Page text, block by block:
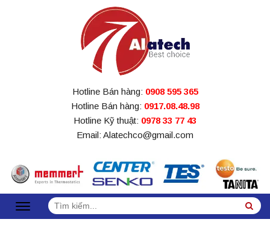
Hotline Bán hàng: 0908 595 365
Hotline Bán hàng: 0917.08.48.98
Hotline Kỹ thuật: 0978 33 77 43
Email: Alatechco@gmail.com
Tìm
kiếm: